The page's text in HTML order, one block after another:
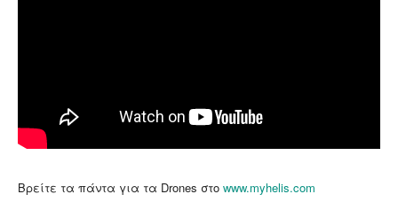
Βρείτε τα πάντα για τα Drones στο www.myhelis.com